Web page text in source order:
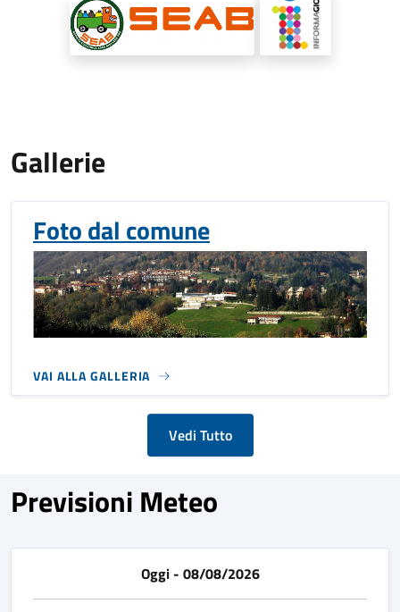
Gallerie
Foto dal comune
VAI ALLA GALLERIA
Vedi Tutto
Previsioni Meteo
Oggi - 08/08/2026